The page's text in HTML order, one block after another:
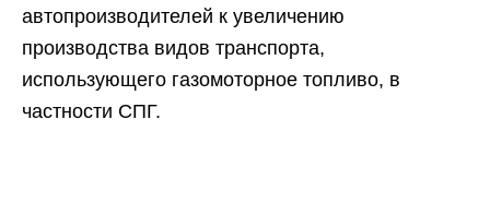
автопроизводителей к увеличению
производства видов транспорта,
использующего газомоторное топливо, в
частности СПГ.